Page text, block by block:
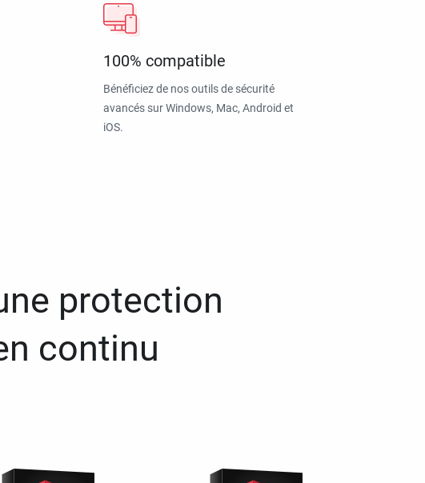
100% compatible
Bénéficiez de nos outils de sécurité
avancés sur Windows, Mac, Android et
iOS.
protection
continu